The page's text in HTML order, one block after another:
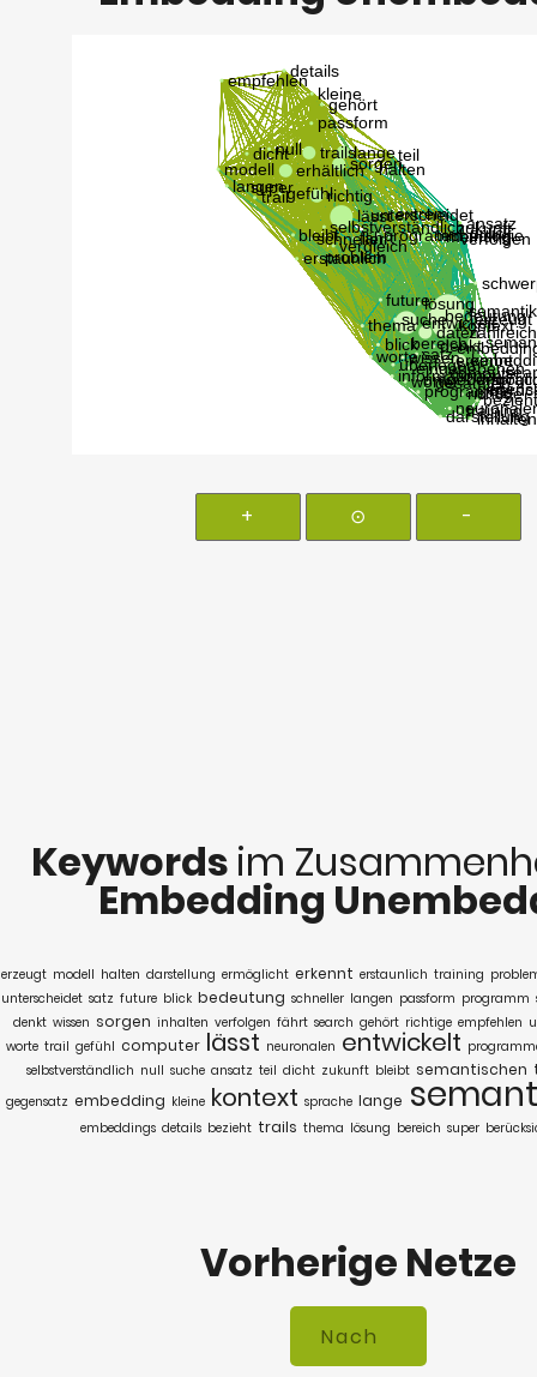
+ ⊙ -
Keywords im
Embedding
erzeugt modell halten darstellung ermöglicht erkennt erstaunlich training
unterscheidet satz future blick bedeutung schneller langen passform programm
denkt wissen sorgen inhalten verfolgen fährt search gehört richtige empfehlen
worte trail gefühl computer lässt neuronalen entwickelt
selbstverständlich null suche ansatz teil dicht zukunft bleibt semantischen
gegensatz embedding kleine kontext sprache lange
embeddings details bezieht trails thema lösung bereich super
Vorherige Netze